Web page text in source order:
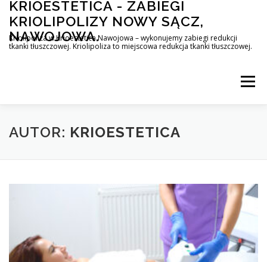
Przejdź
treści
KRIOESTETICA - ZABIEGI
KRIOLIPOLIZY NOWY SĄCZ,
NAWOJOWA.
Kriolipoliza w Krioestetica Nawojowa – wykonujemy zabiegi redukcji
tkanki tłuszczowej. Kriolipoliza to miejscowa redukcja tkanki tłuszczowej.
Menu
AUTOR: KRIOESTETICA